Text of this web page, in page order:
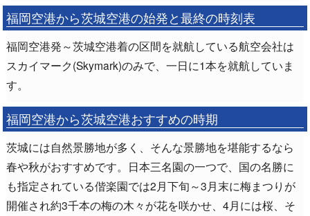
福岡空港から茨城空港の始発と最終の時刻表
福岡空港発～茨城空港着の区間を就航している航空会社は
スカイマーク(Skymark)のみで、一日に1本を就航していま
す。
福岡空港から茨城空港おすすめの時期
茨城には自然景勝地が多く、そんな景勝地を堪能するなら
春や秋がおすすめです。日本三名園の一つで、国の名勝に
も指定されている偕楽園では2月下旬～3月末に梅まつりが
開催され約3千本の梅の木々が花を咲かせ、4月には桜、そ